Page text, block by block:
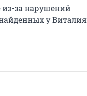
из-за нарушений
у Виталия